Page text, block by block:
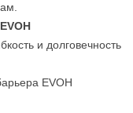
и долговечность
EVOH